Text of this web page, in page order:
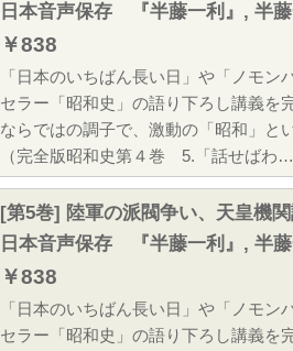
日本音声保存 『半藤一利』, 半
￥838
「日本のいちばん長い日」や「ノモ
セラー「昭和史」の語り下ろし講義を
ならではの調子で、激動の「昭和」と
（完全版昭和史第４巻 5.「話せばわ…
[第5巻] 陸軍の派閥争い、天皇機
日本音声保存 『半藤一利』, 半
￥838
「日本のいちばん長い日」や「ノモ
セラー「昭和史」の語り下ろし講義を